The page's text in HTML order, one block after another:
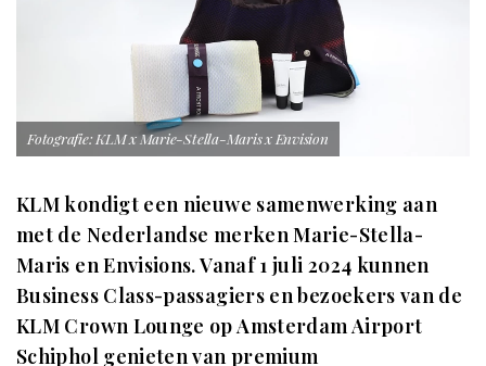
Fotografie: KLM x Marie-Stella-Maris x Envision
KLM kondigt een nieuwe samenwerking aan
met de Nederlandse merken Marie-Stella-
Maris en Envisions. Vanaf 1 juli 2024 kunnen
Business Class-passagiers en bezoekers van de
KLM Crown Lounge op Amsterdam Airport
Schiphol genieten van premium